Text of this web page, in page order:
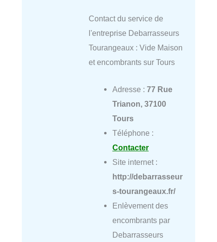
Contact du service de
l'entreprise Debarrasseurs
Tourangeaux : Vide Maison
et encombrants sur Tours
Adresse : 77 Rue
Trianon, 37100
Tours
Téléphone :
Contacter
Site internet :
http://debarrasseur
s-tourangeaux.fr/
Enlèvement des
encombrants par
Debarrasseurs